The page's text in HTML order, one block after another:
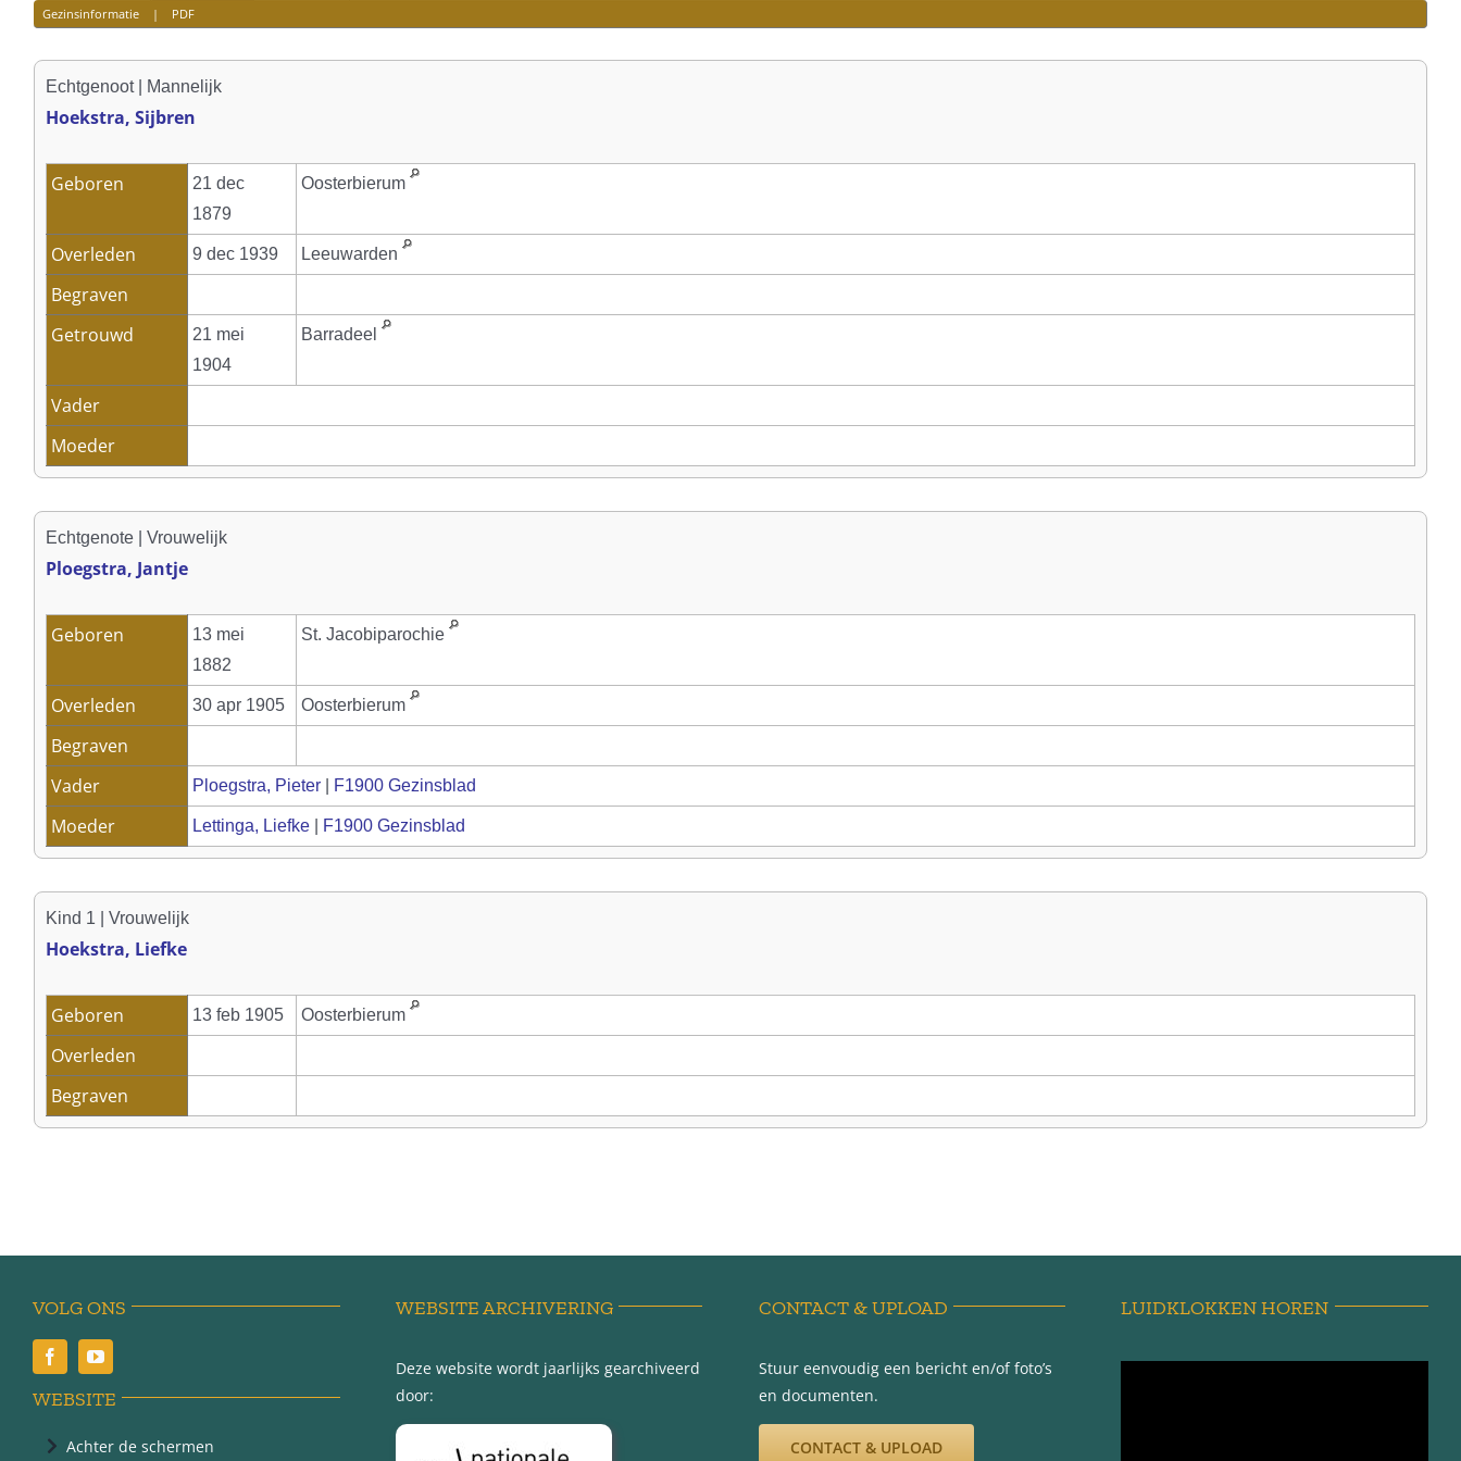
Gezinsinformatie| PDF
Echtgenoot | Mannelijk
Hoekstra, Sijbren
Geboren
21 dec
1879
Oosterbierum
Overleden 9 dec 1939 Leeuwarden
Begraven
Getrouwd
21 mei
1904
Barradeel
Vader
Moeder
Echtgenote | Vrouwelijk
Ploegstra, Jantje
Geboren
13 mei
1882
St. Jacobiparochie
Overleden 30 apr 1905 Oosterbierum
Begraven
Vader
Ploegstra, Pieter F1900 Gezinsblad
Moeder Lettinga, Liefke F1900 Gezinsblad
Kind 1 | Vrouwelijk
Hoekstra, Liefke
Geboren 13 feb 1905 Oosterbierum
Overleden
Begraven
VOLG ONS
WEBSITE
Achter de schermen
WEBSITE ARCHIVERING
Deze website wordt jaarlijks gearchiveerd
door:
CONTACT & UPLOAD
Stuur eenvoudig een bericht en/of foto’s
en documenten.
CONTACT & UPLOAD
LUIDKLOKKEN HOREN